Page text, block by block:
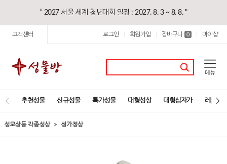
“ 2027 서울 세계 청년대회 일정 : 2027. 8. 3 ~ 8. 8. "
고객센터 로그인 회원가입 장바구니 0 마이샵
추천성물 신규성물 특가성물 대형성상 대형십자가 레지오
성모상등 각종성상 성가정상